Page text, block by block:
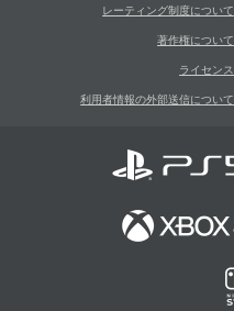
レーティング制度について
著作権について
ライセンス
利用者情報の外部送信について